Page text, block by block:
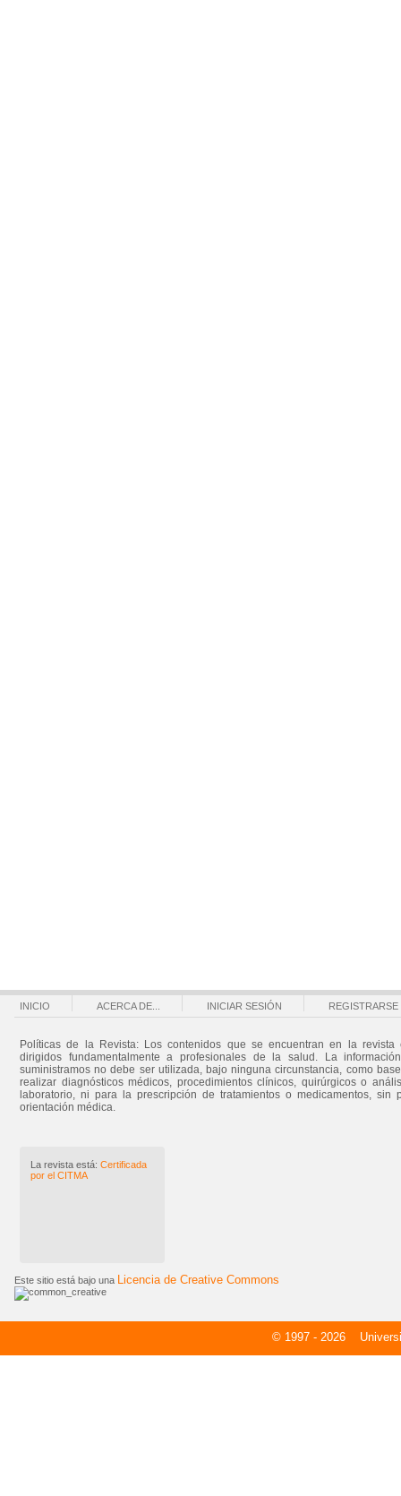
INICIO ACERCA DE... INICIAR SESIÓN REGISTRARSE
Políticas de la Revista: Los contenidos que se encuentran en la revista
dirigidos fundamentalmente a profesionales de la salud. La
suministramos no debe ser utilizada, bajo ninguna circunstancia, como
realizar diagnósticos médicos, procedimientos clínicos, quirúrgicos o
laboratorio, ni para la prescripción de tratamientos o medicamentos, sin
orientación médica.
La revista está: Certificada
por el CITMA
Este sitio está bajo una Licencia de Creative Commons
© 1997 - 2026